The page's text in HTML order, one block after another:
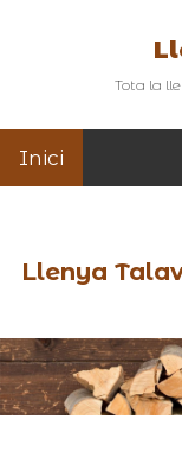
Tota la
Inici
Llenya